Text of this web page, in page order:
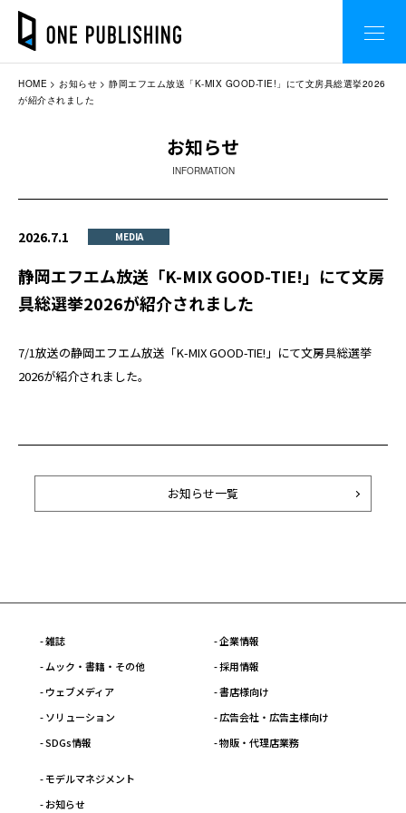
HOME お知らせ
静岡エフエム放送「K-MIX GOOD-TIE!」にて文房具総選挙2026
が紹介されました
お知らせ
INFORMATION
2026.7.1 MEDIA
静岡エフエム放送「K-MIX GOOD-TIE!」にて文房
具総選挙2026が紹介されました
7/1放送の静岡エフエム放送「K-MIX GOOD-TIE!」にて文房具総選挙
2026が紹介されました。
お知らせ一覧
- 雑誌
- ムック・書籍・その他
- ウェブメディア
- ソリューション
- SDGs情報
- 企業情報
- 採用情報
- 書店様向け
- 広告会社・広告主様向け
- 物販・代理店業務
- モデルマネジメント
- お知らせ